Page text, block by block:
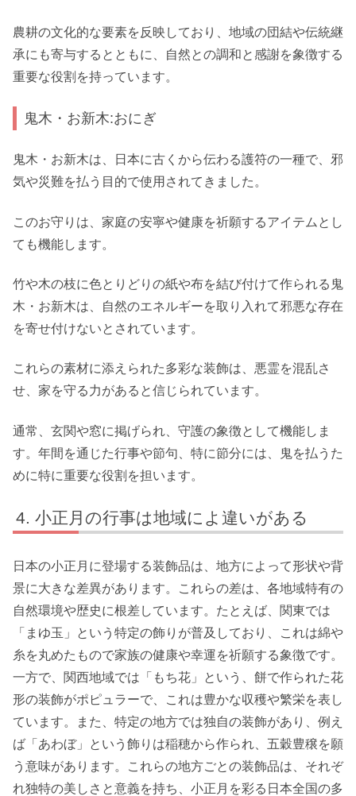
農耕の文化的な要素を反映しており、地域の団結や伝統継
承にも寄与するとともに、自然との調和と感謝を象徴する
重要な役割を持っています。
鬼木・お新木:おにぎ
鬼木・お新木は、日本に古くから伝わる護符の一種で、邪
気や災難を払う目的で使用されてきました。
このお守りは、家庭の安寧や健康を祈願するアイテムとし
ても機能します。
竹や木の枝に色とりどりの紙や布を結び付けて作られる鬼
木・お新木は、自然のエネルギーを取り入れて邪悪な存在
を寄せ付けないとされています。
これらの素材に添えられた多彩な装飾は、悪霊を混乱さ
せ、家を守る力があると信じられています。
通常、玄関や窓に掲げられ、守護の象徴として機能しま
す。年間を通じた行事や節句、特に節分には、鬼を払うた
めに特に重要な役割を担います。
小正月の行事は地域によ違いがある
日本の小正月に登場する装飾品は、地方によって形状や背
景に大きな差異があります。これらの差は、各地域特有の
自然環境や歴史に根差しています。たとえば、関東では
「まゆ玉」という特定の飾りが普及しており、これは綿や
糸を丸めたもので家族の健康や幸運を祈願する象徴です。
一方で、関西地域では「もち花」という、餅で作られた花
形の装飾がポピュラーで、これは豊かな収穫や繁栄を表し
ています。また、特定の地方では独自の装飾があり、例え
ば「あわぼ」という飾りは稲穂から作られ、五穀豊穣を願
う意味があります。これらの地方ごとの装飾品は、それぞ
れ独特の美しさと意義を持ち、小正月を彩る日本全国の多